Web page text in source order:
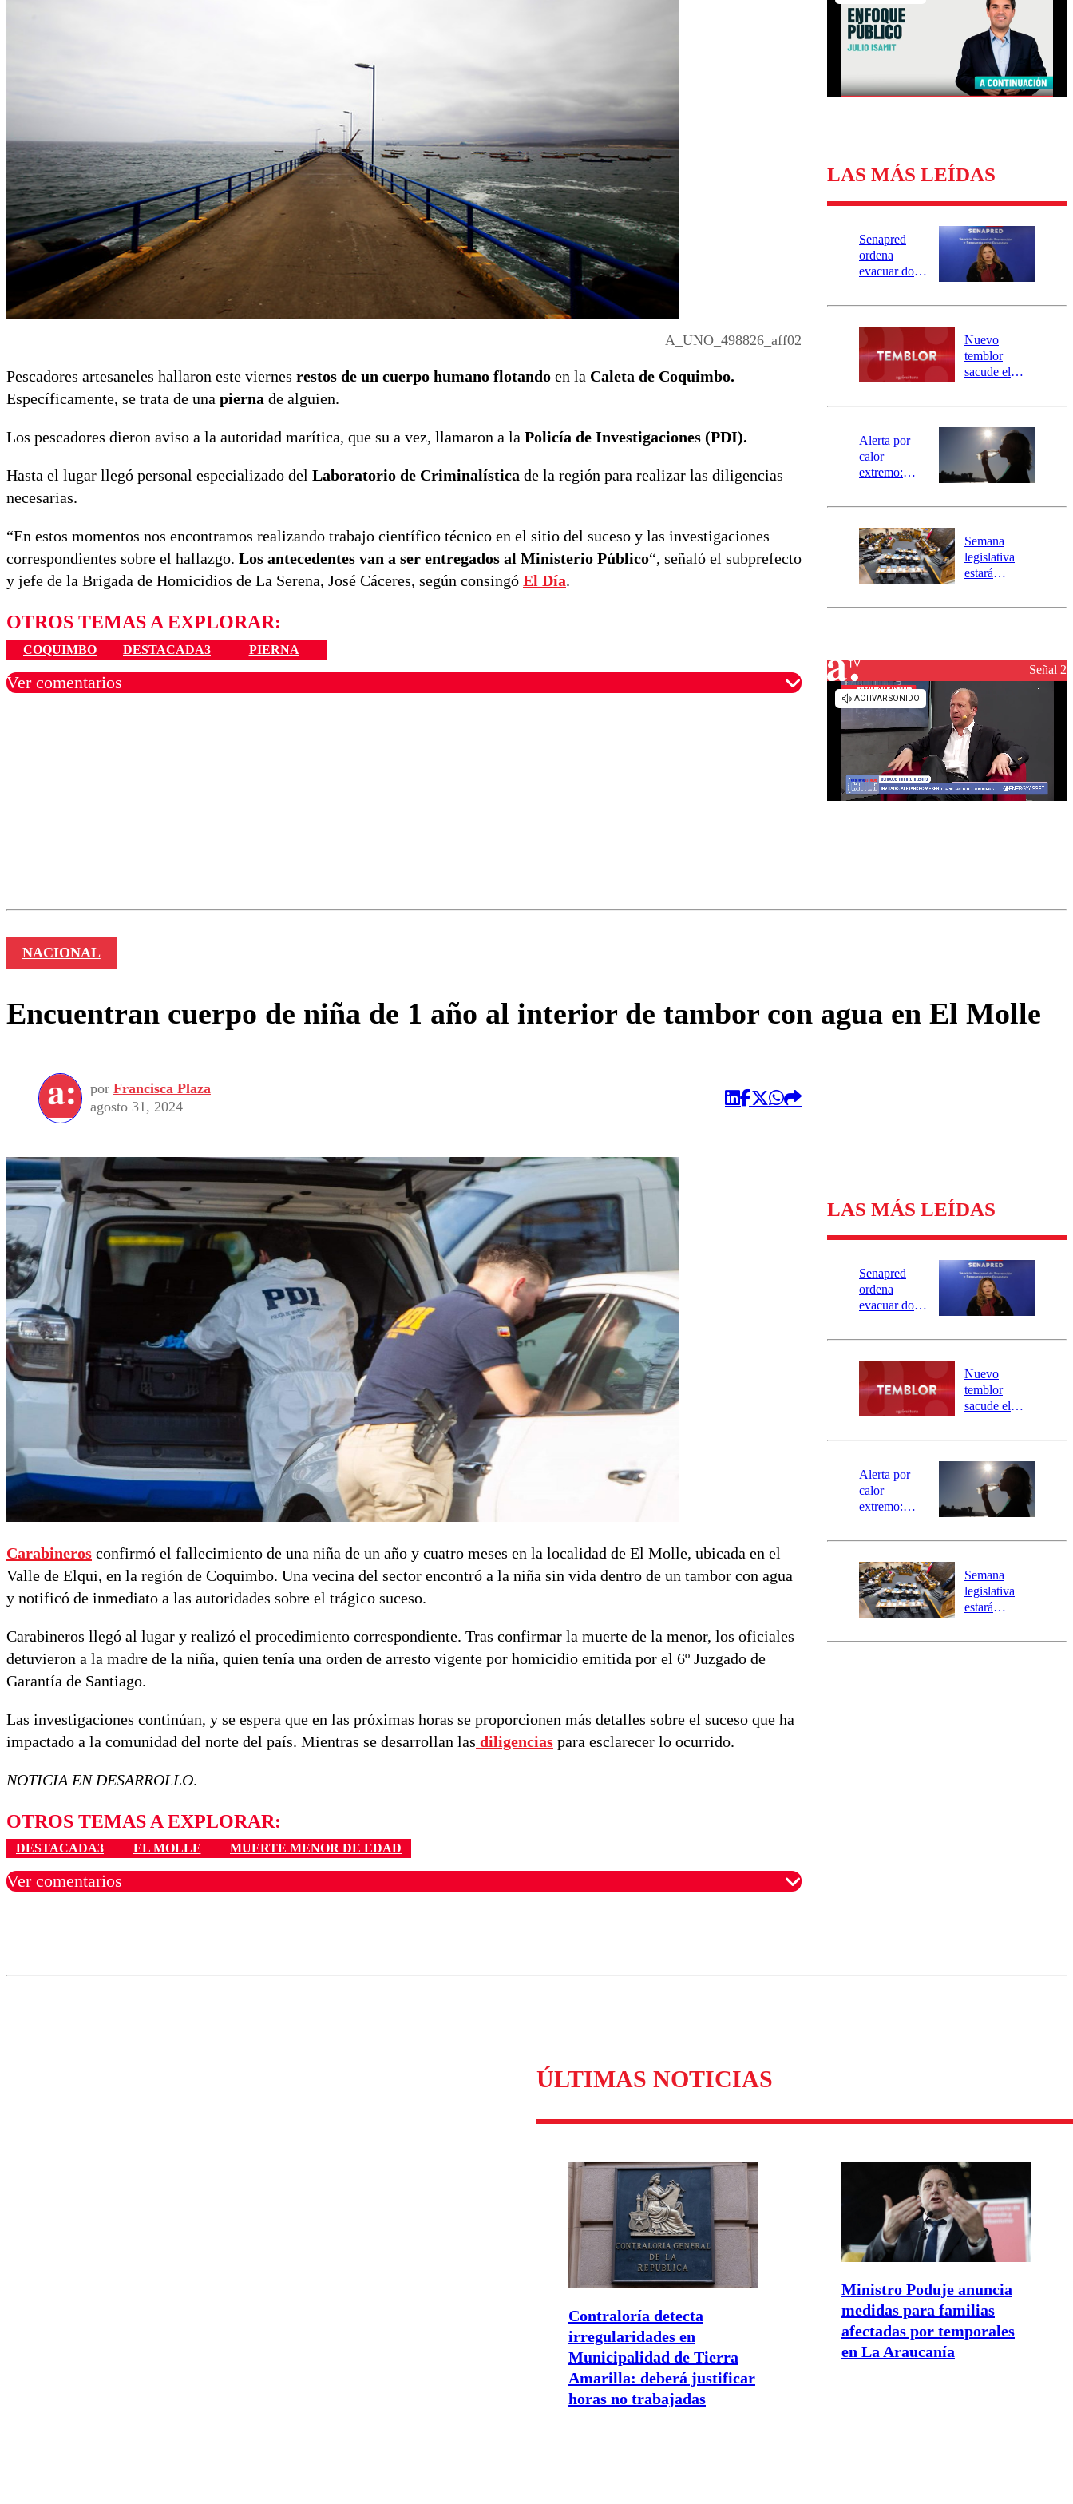
Universidad de Chile
Sustentabilidad
A_UNO_498826_aff02
Pescadores artesaneles hallaron este viernes restos de un cuerpo humano flotando en la Caleta de Coquimbo.
Específicamente, se trata de una pierna de alguien.
Los pescadores dieron aviso a la autoridad marítica, que su a vez, llamaron a la Policía de Investigaciones (PDI).
Hasta el lugar llegó personal especializado del Laboratorio de Criminalística de la región para realizar las diligencias
necesarias.
“En estos momentos nos encontramos realizando trabajo científico técnico en el sitio del suceso y las investigaciones
correspondientes sobre el hallazgo. Los antecedentes van a ser entregados al Ministerio Público“, señaló el subprefecto
y jefe de la Brigada de Homicidios de La Serena, José Cáceres, según consingó El Día.
OTROS TEMAS A EXPLORAR:
COQUIMBO DESTACADA3 PIERNA
Ver comentarios
LAS MÁS LEÍDAS
Senapred
ordena
evacuar dos
Carahue por
río Damas:
activa
mensajería
SAE
Nuevo
temblor
sacude el
revisa la
epicentro
Alerta por
calor
extremo:
activa Alerta
Preventiva en
tres comunas
Semana
legislativa
estará
el fin de la
reconstrucciónSeñal 2
NACIONAL
Encuentran cuerpo de niña de 1 año al interior de tambor con agua en El Molle
por Francisca Plaza
agosto 31, 2024
Carabineros confirmó el fallecimiento de una niña de un año y cuatro meses en la localidad de El Molle, ubicada en el
Valle de Elqui, en la región de Coquimbo. Una vecina del sector encontró a la niña sin vida dentro de un tambor con agua
y notificó de inmediato a las autoridades sobre el trágico suceso.
Carabineros llegó al lugar y realizó el procedimiento correspondiente. Tras confirmar la muerte de la menor, los oficiales
detuvieron a la madre de la niña, quien tenía una orden de arresto vigente por homicidio emitida por el 6º Juzgado de
Garantía de Santiago.
Las investigaciones continúan, y se espera que en las próximas horas se proporcionen más detalles sobre el suceso que ha
impactado a la comunidad del norte del país. Mientras se desarrollan las diligencias para esclarecer lo ocurrido.
NOTICIA EN DESARROLLO.
OTROS TEMAS A EXPLORAR:
DESTACADA3 EL MOLLE MUERTE MENOR DE EDAD
Ver comentarios
LAS MÁS LEÍDAS
Senapred
ordena
evacuar dos
Carahue por
río Damas:
activa
mensajería
SAE
Nuevo
temblor
sacude el
revisa la
epicentro
Alerta por
calor
extremo:
activa Alerta
Preventiva en
tres comunas
Semana
legislativa
estará
el fin de la
ÚLTIMAS NOTICIAS
Contraloría detecta
irregularidades en
Municipalidad de Tierra
Amarilla: deberá justificar
horas no trabajadas
Ministro Poduje anuncia
medidas para familias
afectadas por temporales
en La Araucanía